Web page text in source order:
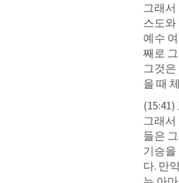
그래서
스도와
예수
째로
그것은
을 때
그래서
들은
기승을
다. 만